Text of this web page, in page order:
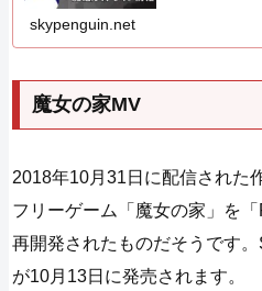
skypenguin.net
魔女の家MV
2018年10月31日に配信された
フリーゲーム「魔女の家」を
再開発されたものだそうです
が10月13日に発売されます。